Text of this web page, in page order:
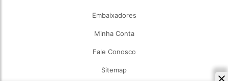
Embaixadores
Minha Conta
Fale Conosco
Sitemap